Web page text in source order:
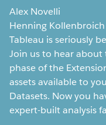
Alex Novelli
Henning Kollenbroich
Tableau is seriously
Join us to hear about
phase of the
assets available to
Datasets. Now you
expert-built analysis